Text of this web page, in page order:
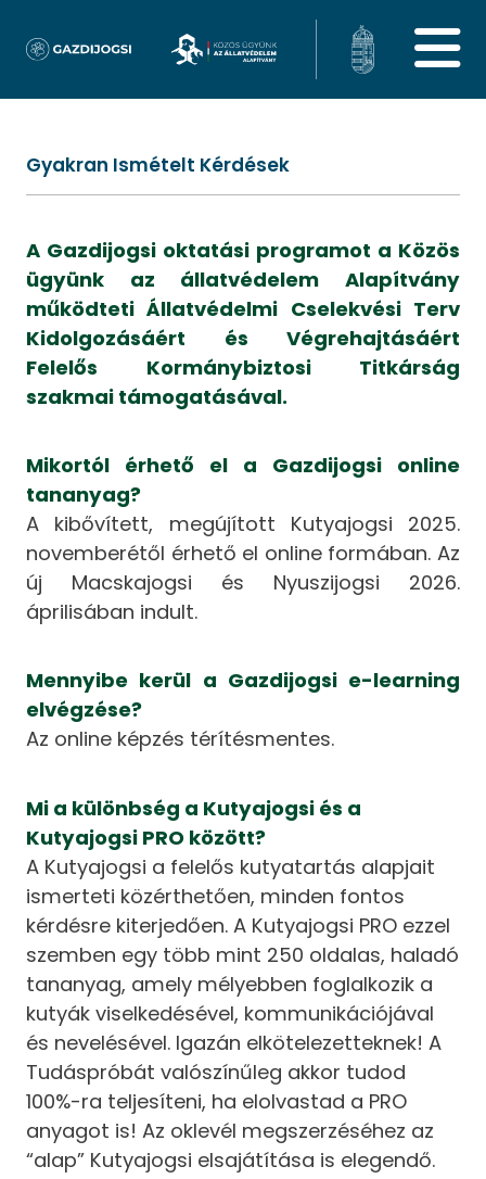
Gyakran Ismételt Kérdések
A Gazdijogsi oktatási programot a Közös
ügyünk az állatvédelem Alapítvány
működteti Állatvédelmi Cselekvési Terv
Kidolgozásáért és Végrehajtásáért
Felelős Kormánybiztosi Titkárság
szakmai támogatásával.
Mikortól érhető el a Gazdijogsi online
tananyag?
A kibővített, megújított Kutyajogsi 2025.
novemberétől érhető el online formában. Az
új Macskajogsi és Nyuszijogsi 2026.
áprilisában indult.
Mennyibe kerül a Gazdijogsi e-learning
elvégzése?
Az online képzés térítésmentes.
Mi a különbség a Kutyajogsi és a
Kutyajogsi PRO között?
A Kutyajogsi a felelős kutyatartás alapjait
ismerteti közérthetően, minden fontos
kérdésre kiterjedően. A Kutyajogsi PRO ezzel
szemben egy több mint 250 oldalas, haladó
tananyag, amely mélyebben foglalkozik a
kutyák viselkedésével, kommunikációjával
és nevelésével. Igazán elkötelezetteknek! A
Tudáspróbát valószínűleg akkor tudod
100%-ra teljesíteni, ha elolvastad a PRO
anyagot is! Az oklevél megszerzéséhez az
“alap” Kutyajogsi elsajátítása is elegendő.